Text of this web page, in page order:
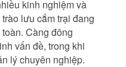
kinh nghiệm và
lưu cắm trại đang
Càng đông
vấn đề, trong khi
lý chuyên nghiệp.